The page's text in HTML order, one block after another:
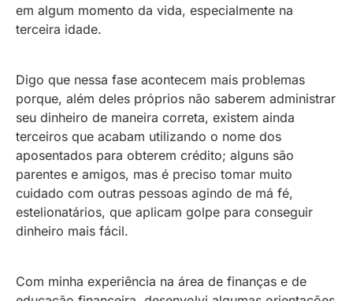
em algum momento da vida, especialmente na
terceira idade.
Digo que nessa fase acontecem mais problemas
porque, além deles próprios não saberem administrar
seu dinheiro de maneira correta, existem ainda
terceiros que acabam utilizando o nome dos
aposentados para obterem crédito; alguns são
parentes e amigos, mas é preciso tomar muito
cuidado com outras pessoas agindo de má fé,
estelionatários, que aplicam golpe para conseguir
dinheiro mais fácil.
Com minha experiência na área de finanças e de